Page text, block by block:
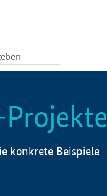
konkrete Beispiele